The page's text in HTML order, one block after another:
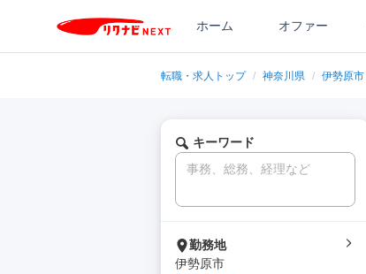
ホーム オファー
転職・求人トップ / 神奈川県 / 伊勢原市
キーワード
勤務地
伊勢原市